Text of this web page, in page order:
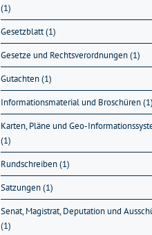
(1)
Gesetzblatt (1)
Gesetze und Rechtsverordnungen (1)
Gutachten (1)
Informationsmaterial und Broschüren (1)
Karten, Pläne und Geo-
(1)
Rundschreiben (1)
Satzungen (1)
Senat, Magistrat, Deputation und
(1)